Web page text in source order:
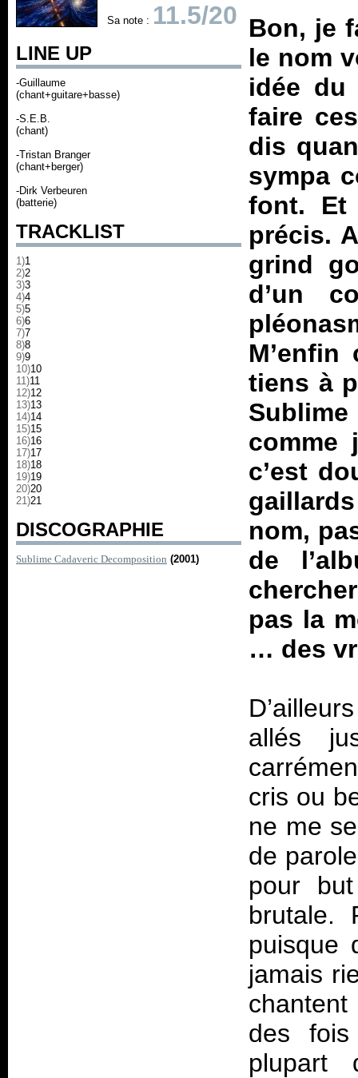
Sa note : 11.5/20
LINE UP
-Guillaume
(chant+guitare+basse)
-S.E.B.
(chant)
-Tristan Branger
(chant+berger)
-Dirk Verbeuren
(batterie)
TRACKLIST
1)1
2)2
3)3
4)4
5)5
6)6
7)7
8)8
9)9
10)10
11)11
12)12
13)13
14)14
15)15
16)16
17)17
18)18
19)19
20)20
21)21
DISCOGRAPHIE
Sublime Cadaveric Decomposition (2001)
Bon, je
le nom
idée du
faire
dis
sympa
font.
précis.
grind
d’un
M’enfin
tiens à
comme
c’est
nom,
de
pas la
… des
allés
cris ou
ne me
de
pour
brutale.
puisque
jamais
des
plupart